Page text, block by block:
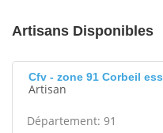
Artisans Disponibles
Cfv - zone 91 Corbeil
Artisan
Département: 91